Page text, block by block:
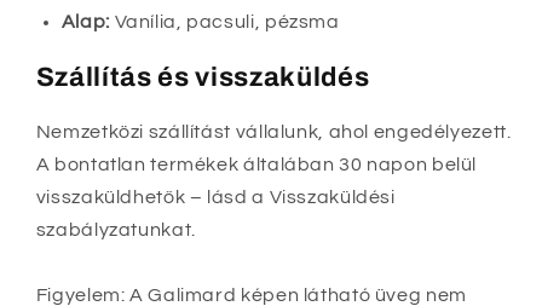
Alap: Vanília, pacsuli, pézsma
Szállítás és visszaküldés
Nemzetközi szállítást vállalunk, ahol engedélyezett.
A bontatlan termékek általában 30 napon belül
visszaküldhetők – lásd a Visszaküldési
szabályzatunkat.
Figyelem: A Galimard képen látható üveg nem